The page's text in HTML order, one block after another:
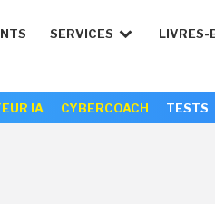
SERVICES LIVRES-
IA CYBERCOACH TESTS